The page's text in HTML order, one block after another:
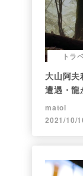
トラ
大山阿
遭遇・
matol
2021/10/